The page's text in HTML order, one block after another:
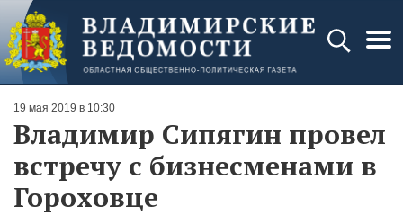
19 мая 2019 в 10:30
Владимир Сипягин провел
встречу с бизнесменами в
Гороховце